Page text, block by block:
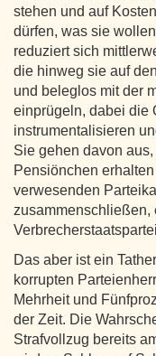
stehen und auf
dürfen, was sie
reduziert sich
die hinweg sie auf
und beleglos mit der
einprügeln, dabei die
instrumentalisieren
Sie gehen davon
Pensiönchen
verwesenden
Das aber ist ein
korrupten
Mehrheit und
der Zeit. Die
Strafvollzug bereits